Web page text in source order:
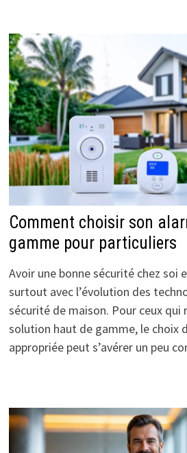
Comment choisir son
gamme pour particuliers
Avoir une bonne sécurité chez soi
surtout avec l’évolution des
sécurité de maison. Pour ceux qui
solution haut de gamme, le choix
appropriée peut s’avérer un peu